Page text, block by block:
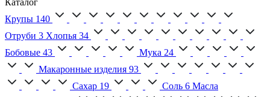
Каталог
Крупы 140
Отруби 3 Хлопья 34
Бобовые 43 Мука 24
Макаронные изделия 93
Сахар 19 Соль 6 Масла